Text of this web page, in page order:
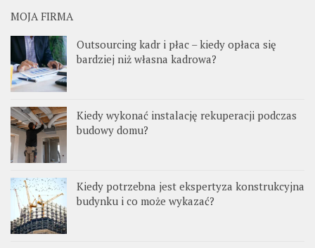
MOJA FIRMA
Outsourcing kadr i płac – kiedy opłaca się
bardziej niż własna kadrowa?
Kiedy wykonać instalację rekuperacji podczas
budowy domu?
Kiedy potrzebna jest ekspertyza konstrukcyjna
budynku i co może wykazać?